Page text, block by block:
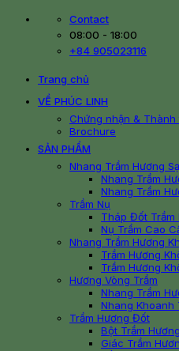
Contact
08:00 - 18:00
+84 905023116
Trang chủ
VỀ PHÚC LINH
Chứng nhận & Thành
Brochure
SẢN PHẨM
Nhang Trầm Hương
Nhang Trầm
Nhang Trầm
Trầm Nụ
Tháp Đốt Trầm
Nụ Trầm Cao
Nhang Trầm Hương
Trầm Hương
Trầm Hương
Hương Vòng Trầm
Nhang Trầm
Nhang Khoanh
Trầm Hương Đốt
Bột Trầm
Giác Trầm